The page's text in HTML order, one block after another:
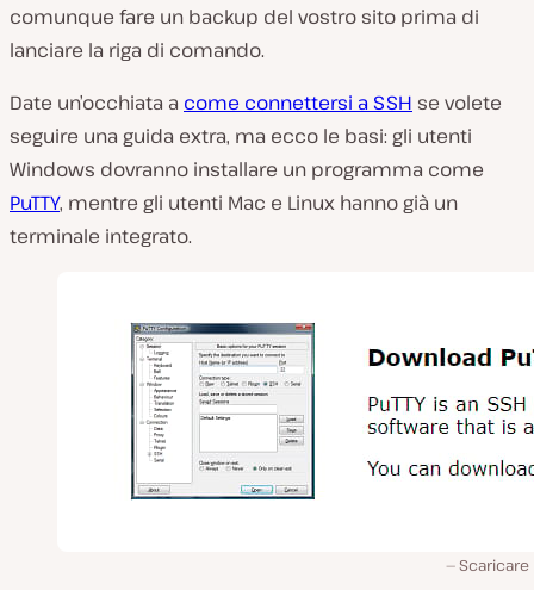
comunque fare un backup del vostro sito prima di
lanciare la riga di comando.
Date un’occhiata a come connettersi a SSH se volete
seguire una guida extra, ma ecco le basi: gli utenti
Windows dovranno installare un programma come
PuTTY, mentre gli utenti Mac e Linux hanno già un
terminale integrato.
Scaricare